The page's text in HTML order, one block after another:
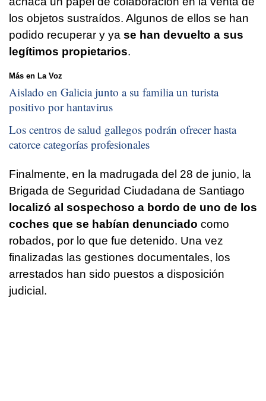
los objetos sustraídos. Algunos de ellos se han
podido recuperar y ya se han devuelto a sus
legítimos propietarios.
Más en La Voz
Aislado en Galicia junto a su familia un turista
positivo por hantavirus
Los centros de salud gallegos podrán ofrecer hasta
catorce categorías profesionales
Finalmente, en la madrugada del 28 de junio, la
Brigada de Seguridad Ciudadana de Santiago
localizó al sospechoso a bordo de uno de los
coches que se habían denunciado como
robados, por lo que fue detenido. Una vez
finalizadas las gestiones documentales, los
arrestados han sido puestos a disposición
judicial.